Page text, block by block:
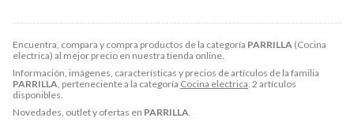
Encuentra, compara y compra productos de la categoría PARRILLA (Cocina
electrica) al mejor precio en nuestra tienda online.
Información, imágenes, características y precios de artículos de la familia
PARRILLA, perteneciente a la categoría Cocina electrica. 2 artículos
disponibles.
Novedades, outlet y ofertas en PARRILLA.